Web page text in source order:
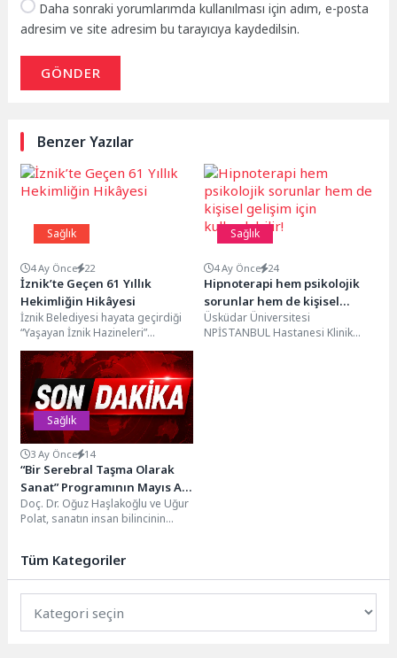
Daha sonraki yorumlarımda kullanılması için adım, e-posta
adresim ve site adresim bu tarayıcıya kaydedilsin.
GÖNDER
Benzer Yazılar
Sağlık
4 Ay Önce 22
İznik’te Geçen 61 Yıllık
Hekimliğin Hikâyesi
İznik Belediyesi hayata geçirdiği
“Yaşayan İznik Hazineleri”
projesinin 44.belgeselinde altmış
bir yıldır Diş Hekimliği yapan...
Sağlık
4 Ay Önce 24
Hipnoterapi hem psikolojik
sorunlar hem de kişisel
gelişim için kullanılabilir!
Üsküdar Üniversitesi
NPİSTANBUL Hastanesi Klinik
Sağlık
3 Ay Önce 14
“Bir Serebral Taşma Olarak
Sanat” Programının Mayıs Ayı
Söyleşisi Gerçekleşti!
Doç. Dr. Oğuz Haşlakoğlu ve Uğur
Polat, sanatın insan bilincinin
Tüm Kategoriler